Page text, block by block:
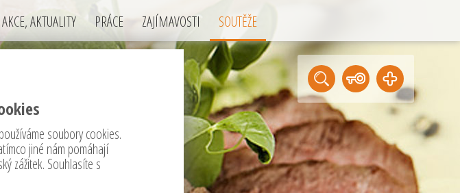
AKCE, AKTUALITY PRÁCE ZAJÍMAVOSTI SOUTĚŽE
soubory cookies.
jiné nám pomáhají
zážitek. Souhlasíte s